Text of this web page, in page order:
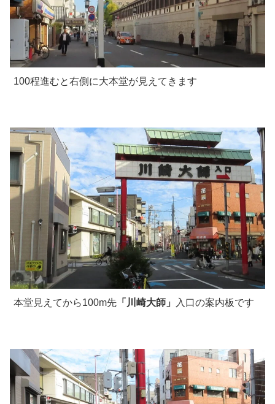
100程進むと右側に大本堂が見えてきます
本堂見えてから100m先 「川崎大師」 入口の案内板です